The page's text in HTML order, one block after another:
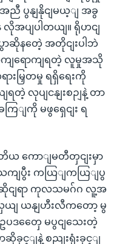
ညီ ပွနျနိုငျမယ့ျ အခွ
လိုအပျပါတယျ။ ရိုဟငျ
ဆိုနတေဲ့ အတိုငျးပါဘဲ
ျရောကျရတဲ့ လူမှုအသို
းမြှတမှု ရရှိရေးကို
တဲ့ လုပျငနျးစဉျနဲ့ တာ
ကြျကို မဖွရှေငျး ရ
ကောျမတီတှငျးမှာ
ကျပွီး ကယြျကယြျပွ
ာဆိုငျရာ ကုလသမဂ်ဂ လူ့အ
ယျ ယနျဟီးလီကတော့ မွ
ဥပဒတှေေ မပွငျသေးတဲ့
ဆိုခှင့ျနဲ့ စညျးရုံးခှင့ျ